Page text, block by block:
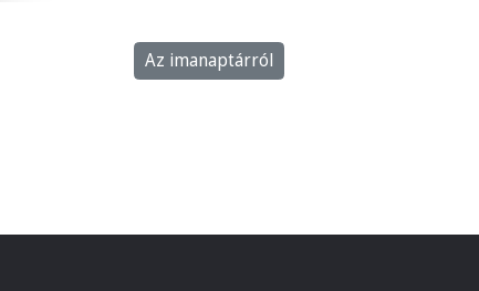
Az imanaptárról